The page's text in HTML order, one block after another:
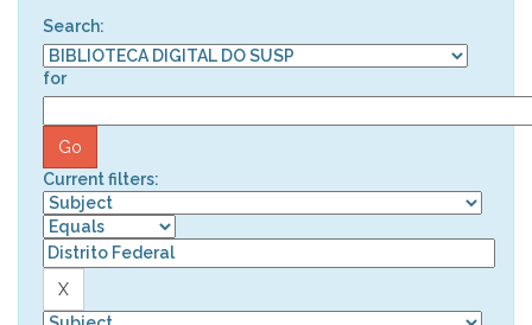
Search:
for
Current filters: